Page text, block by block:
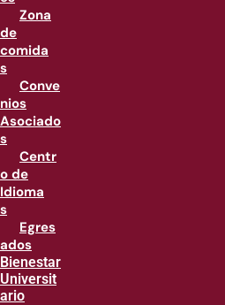
Zona
de
comida
s
Conve
nios
Asociado
s
Centr
o de
Idioma
s
Egres
ados
Bienestar
Universit
ario